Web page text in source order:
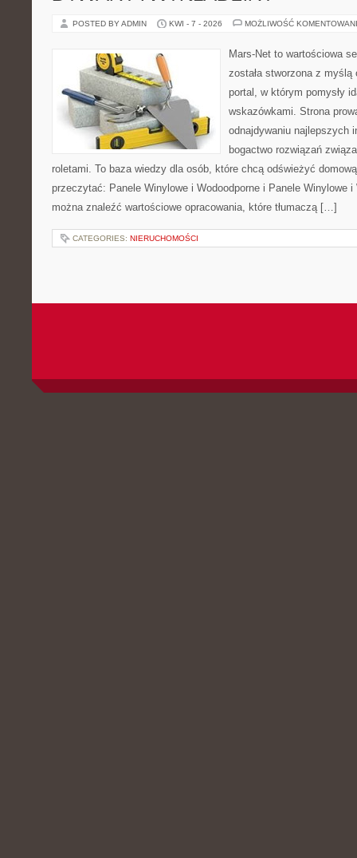
POSTED BY ADMIN KWI - 7 - 2026 MOŻLIWOŚĆ
Mars-Net to wartościowa
została stworzona z
portal, w którym pomysły
wskazówkami. Strona
odnajdywaniu najlepszych
bogactwo rozwiązań
roletami. To baza wiedzy dla osób, które chcą odświeżyć
przeczytać: Panele Winylowe i Wodoodporne i Panele Winylowe i
można znaleźć wartościowe opracowania, które tłumaczą […]
CATEGORIES: NIERUCHOMOŚCI